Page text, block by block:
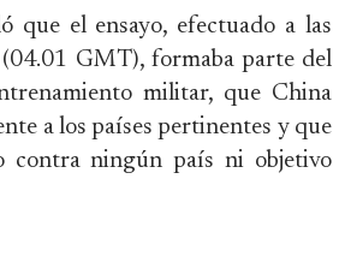
que el ensayo, efectuado a las
GMT), formaba parte del
militar, que China
a los países pertinentes y que
contra ningún país ni objetivo